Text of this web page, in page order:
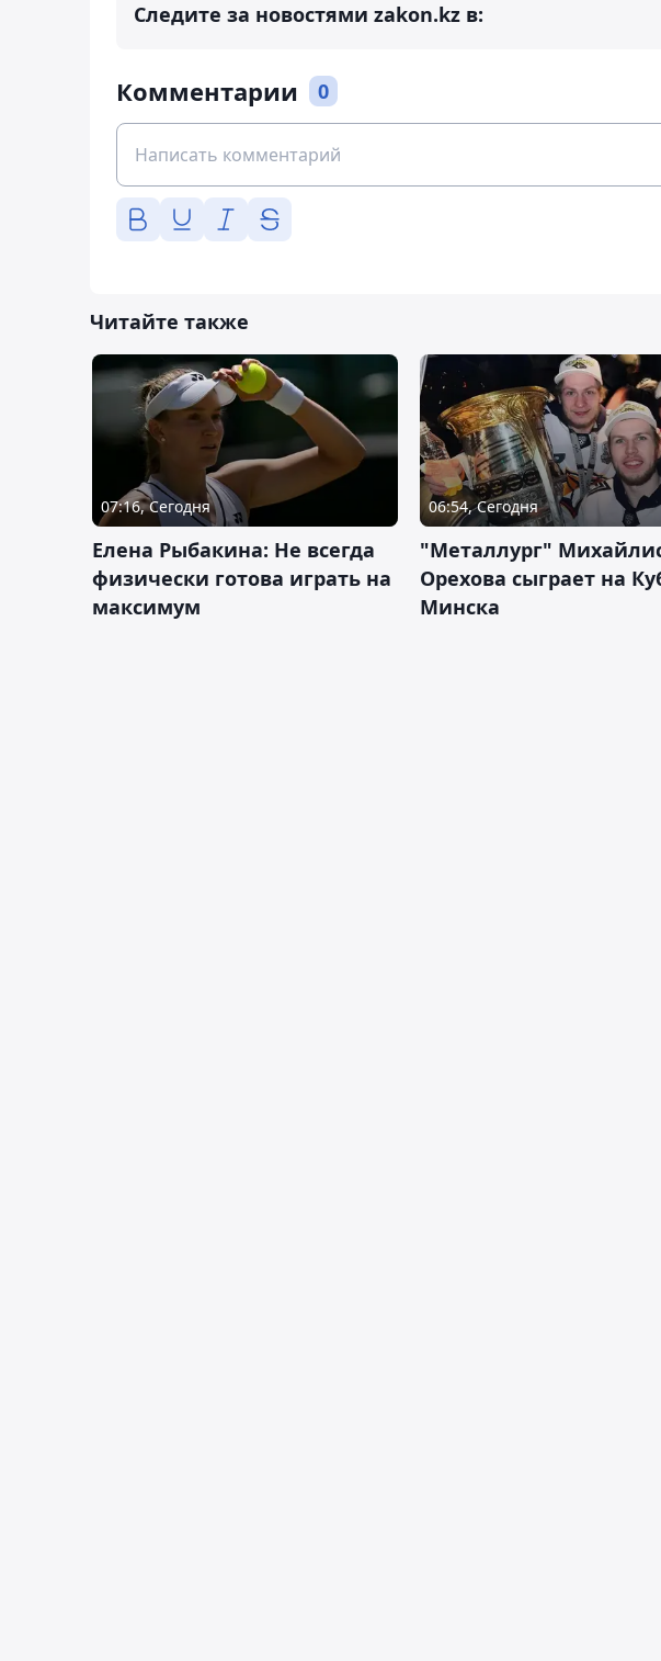
Следите за новостями zakon.kz в:
Комментарии 0
Читайте также
07:16, Сегодня
Елена Рыбакина: Не всегда
физически готова играть на
максимум
06:54, Сегодня
"Металлург"
Орехова сыграет на
Минска